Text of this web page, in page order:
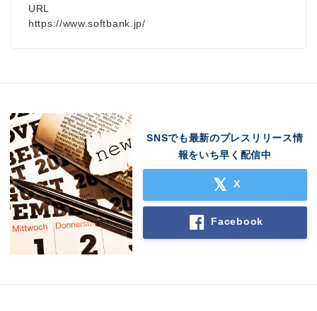
URL
https://www.softbank.jp/
SNSでも最新のプレスリリース情
報をいち早く配信中
X
Facebook
English